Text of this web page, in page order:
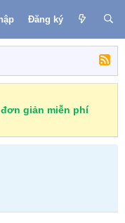
Đăng ký
giản miễn phí